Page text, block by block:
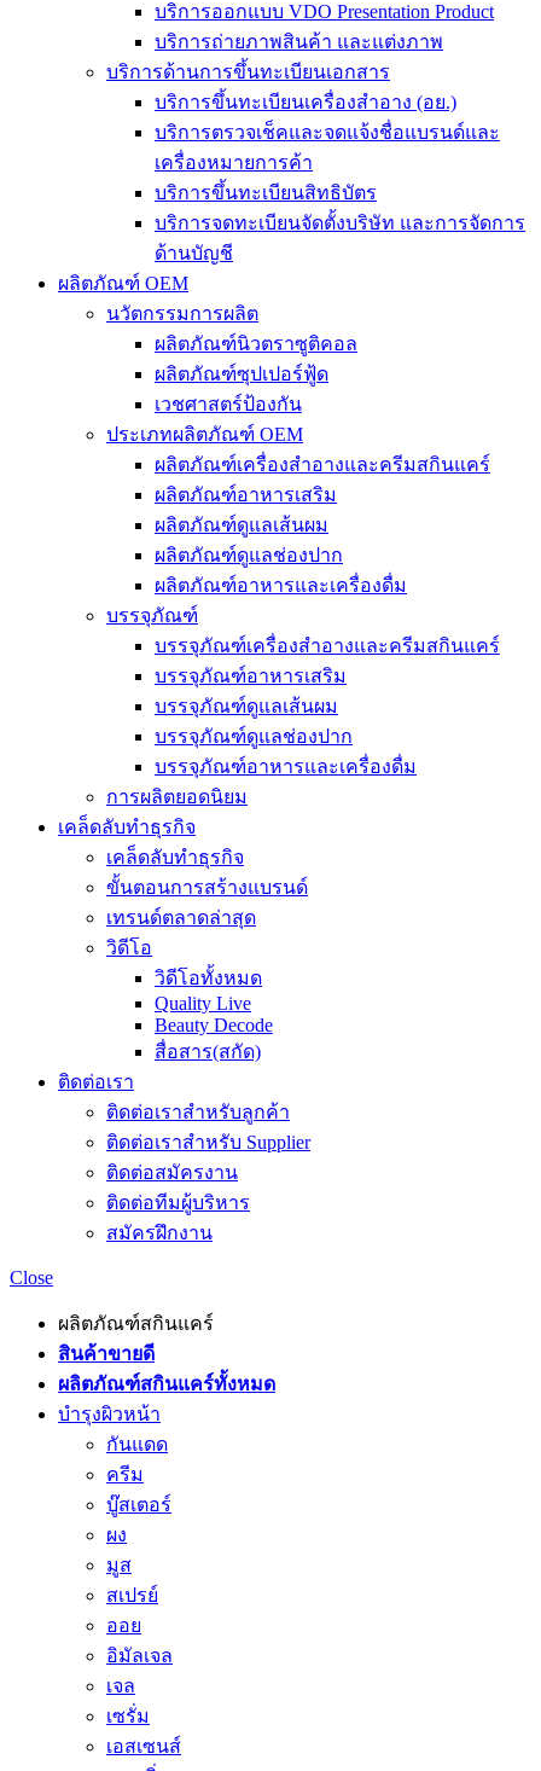
บริการออกแบบ VDO Presentation Product
บริการถ่ายภาพสินค้า และแต่งภาพ
บริการด้านการขึ้นทะเบียนเอกสาร
บริการขึ้นทะเบียนเครื่องสำอาง (อย.)
บริการตรวจเช็คและจดแจ้งชื่อแบรนด์และ
เครื่องหมายการค้า
บริการขึ้นทะเบียนสิทธิบัตร
บริการจดทะเบียนจัดตั้งบริษัท และการจัดการ
ด้านบัญชี
ผลิตภัณฑ์ OEM
นวัตกรรมการผลิต
ผลิตภัณฑ์นิวตราซูติคอล
ผลิตภัณฑ์ซุปเปอร์ฟู้ด
เวชศาสตร์ป้องกัน
ประเภทผลิตภัณฑ์ OEM
ผลิตภัณฑ์เครื่องสำอางและครีมสกินแคร์
ผลิตภัณฑ์อาหารเสริม
ผลิตภัณฑ์ดูแลเส้นผม
ผลิตภัณฑ์ดูแลช่องปาก
ผลิตภัณฑ์อาหารและเครื่องดื่ม
บรรจุภัณฑ์
บรรจุภัณฑ์เครื่องสำอางและครีมสกินแคร์
บรรจุภัณฑ์อาหารเสริม
บรรจุภัณฑ์ดูแลเส้นผม
บรรจุภัณฑ์ดูแลช่องปาก
บรรจุภัณฑ์อาหารและเครื่องดื่ม
การผลิตยอดนิยม
เคล็ดลับทำธุรกิจ
เคล็ดลับทำธุรกิจ
ขั้นตอนการสร้างแบรนด์
เทรนด์ตลาดล่าสุด
วิดีโอ
วิดีโอทั้งหมด
Quality Live
Beauty Decode
สื่อสาร(สกัด)
ติดต่อเรา
ติดต่อเราสำหรับลูกค้า
ติดต่อเราสำหรับ Supplier
ติดต่อสมัครงาน
ติดต่อทีมผู้บริหาร
สมัครฝึกงาน
Close
ผลิตภัณฑ์สกินแคร์
สินค้าขายดี
ผลิตภัณฑ์สกินแคร์ทั้งหมด
บำรุงผิวหน้า
กันแดด
ครีม
บู๊สเตอร์
ผง
มูส
สเปรย์
ออย
อิมัลเจล
เจล
เซรั่ม
เอสเซนส์